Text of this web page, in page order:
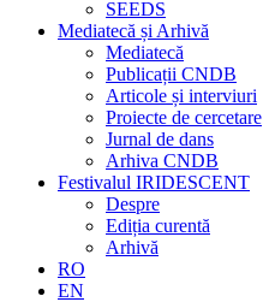
SEEDS
Mediatecă și Arhivă
Mediatecă
Publicații CNDB
Articole și interviuri
Proiecte de cercetare
Jurnal de dans
Arhiva CNDB
Festivalul IRIDESCENT
Despre
Ediția curentă
Arhivă
RO
EN